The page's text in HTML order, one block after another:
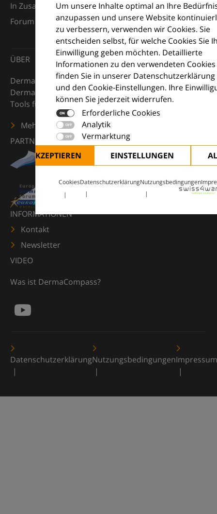
Um unsere Inhalte optimal an Ihre
anzupassen und unsere Website
zu verbessern, verwenden wir Cookies. Sie
entscheiden selbst, für welche Cookies Sie
Einwilligung geben möchten. Detaillierte
Informationen zu den verwendeten Cookies
finden Sie in unserer Datenschutzerklärung
und den Cookie-Einstellungen. Ihre
können Sie jederzeit widerrufen.
Erforderliche Cookies
Analytik
Vermarktung
ALLE AKZEPTIEREN
EINSTELLUNGEN
CookiesDatenschutzerklärungNutzungsbedingungen
In Zusammenarbeit mit dem European Dermatology
Forum (EDF) und Euroderm Excellence
ÜBER
DermaCompass ist Ihr digitaler Kompass für die
Dermatologie – mit Wissen, Bildern und praktischen
Tools für den klinischen Alltag.
Mehr erfahren
PARTNER
INFORMATIONEN
Kontakt
Newsletter
VIDEO
Was ist DermaCompass?
DatenschutzerklärungNutzungsbedingungenImpressum